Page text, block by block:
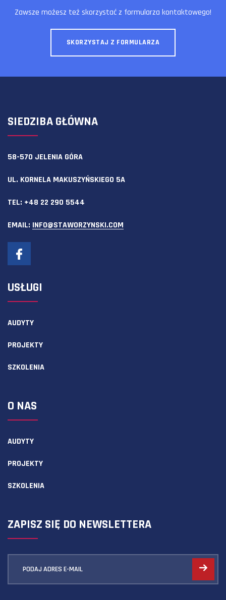
Zawsze możesz też skorzystać z formularza kontaktowego!
SKORZYSTAJ Z FORMULARZA
SIEDZIBA GŁÓWNA
58-570 JELENIA GÓRA
UL. KORNELA MAKUSZYŃSKIEGO 5A
TEL: +48 22 290 5544
EMAIL: INFO@STAWORZYNSKI.COM
USŁUGI
AUDYTY
PROJEKTY
SZKOLENIA
O NAS
AUDYTY
PROJEKTY
SZKOLENIA
ZAPISZ SIĘ DO NEWSLETTERA
PODAJ ADRES E-MAIL